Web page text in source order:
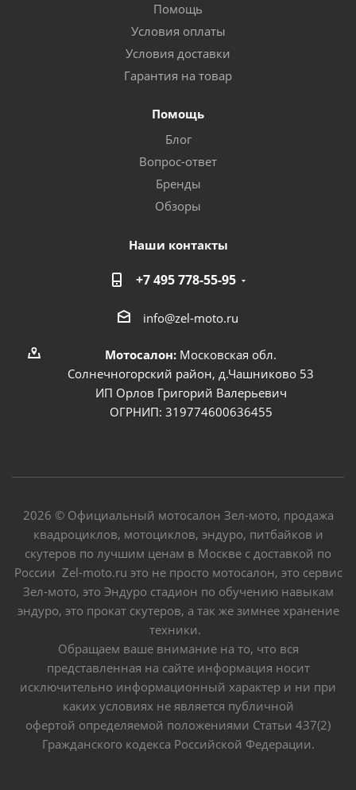
Помощь
Условия оплаты
Условия доставки
Гарантия на товар
Помощь
Блог
Вопрос-ответ
Бренды
Обзоры
Наши контакты
+7 495 778-55-95
info@zel-moto.ru
Мотосалон: Московская обл.
Солнечногорский район, д.Чашниково 53
ИП Орлов Григорий Валерьевич
ОГРНИП: 319774600636455
2026 © Официальный мотосалон Зел-мото, продажа
квадроциклов, мотоциклов, эндуро, питбайков и
скутеров по лучшим ценам в Москве с доставкой по
России Zel-moto.ru это не просто мотосалон, это сервис
Зел-мото, это Эндуро стадион по обучению навыкам
эндуро, это прокат скутеров, а так же зимнее хранение
техники.
Обращаем ваше внимание на то, что вся
представленная на сайте информация носит
исключительно информационный характер и ни при
каких условиях не является публичной
офертой определяемой положениями Статьи 437(2)
Гражданского кодекса Российской Федерации.